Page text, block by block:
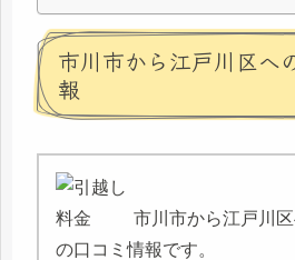
市川市から江戸川区へ
報
市川市から江戸川
の口コミ情報です。